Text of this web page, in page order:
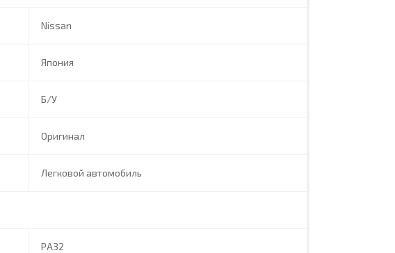
Nissan
Япония
Б/У
Оригинал
Легковой автомобиль
PA32